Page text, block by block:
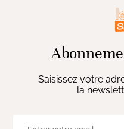
Saisissez votre
la